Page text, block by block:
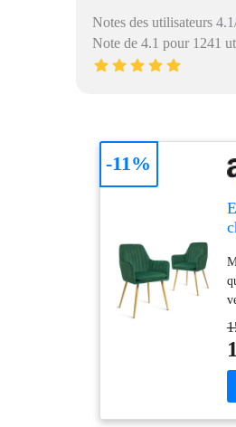
Notes des utilisateurs
Note de 4.1 pour 1241
-11%